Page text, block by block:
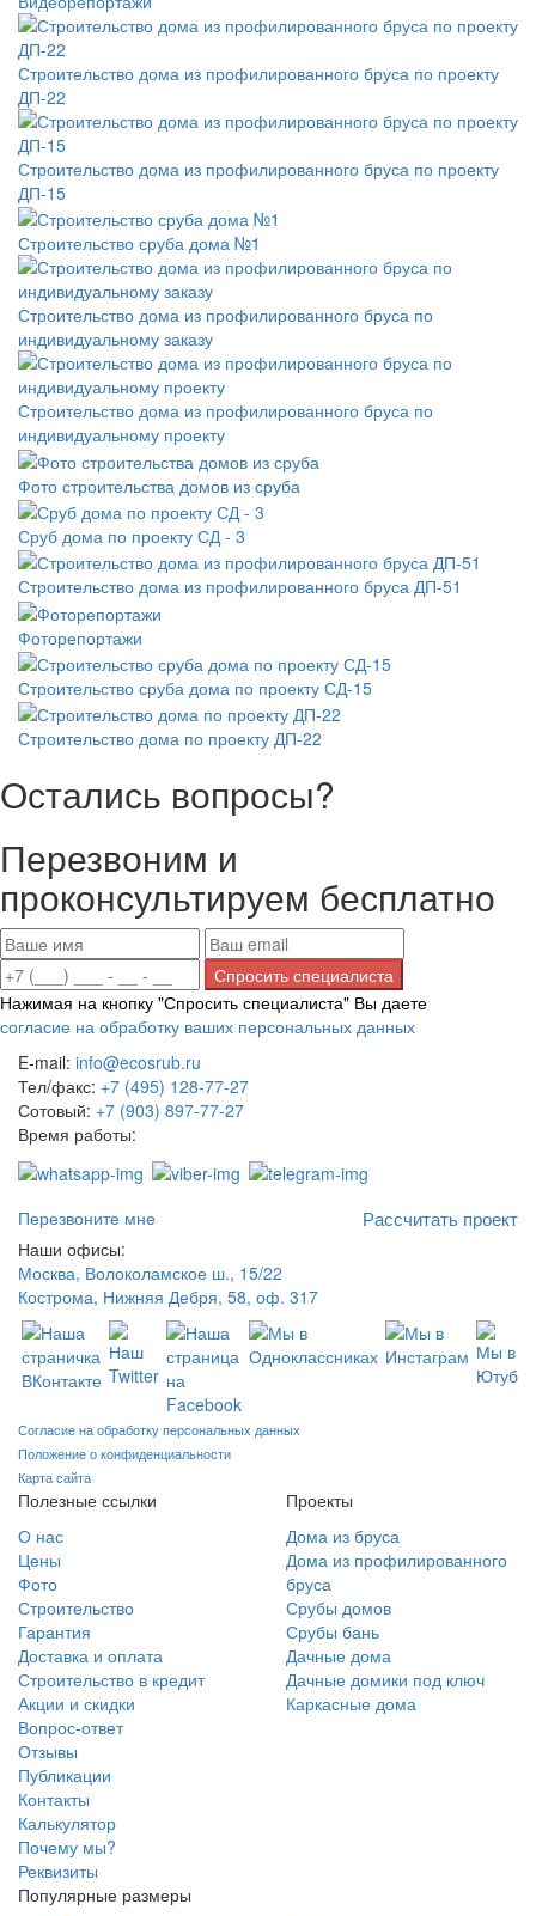
Строительство дома из профилированного бруса по проекту
ДП-22
Строительство дома из профилированного бруса по проекту
ДП-15
Строительство сруба дома №1
Строительство дома из профилированного бруса по
индивидуальному заказу
Строительство дома из профилированного бруса по
индивидуальному проекту
Фото строительства домов из сруба
Сруб дома по проекту СД - 3
Строительство дома из профилированного бруса ДП-51
Фоторепортажи
Строительство сруба дома по проекту СД-15
Строительство дома по проекту ДП-22
Остались вопросы?
Перезвоним и
проконсультируем бесплатно
Нажимая на кнопку "Спросить специалиста" Вы даете
согласие на обработку ваших персональных данных
E-mail: info@ecosrub.ru
Тел/факс: +7 (495) 128-77-27
Сотовый: +7 (903) 897-77-27
Время работы:
Перезвоните мне Рассчитать проект
Наши офисы:
Москва, Волоколамское ш., 15/22
Кострома, Нижняя Дебря, 58, оф. 317
Согласие на обработку персональных данных
Положение о конфиденциальности
Карта сайта
Полезные ссылки
О нас
Цены
Фото
Строительство
Гарантия
Доставка и оплата
Строительство в кредит
Акции и скидки
Вопрос-ответ
Отзывы
Публикации
Контакты
Калькулятор
Почему мы?
Реквизиты
Проекты
Дома из бруса
Дома из профилированного
бруса
Срубы домов
Срубы бань
Дачные дома
Дачные домики под ключ
Каркасные дома
Популярные размеры